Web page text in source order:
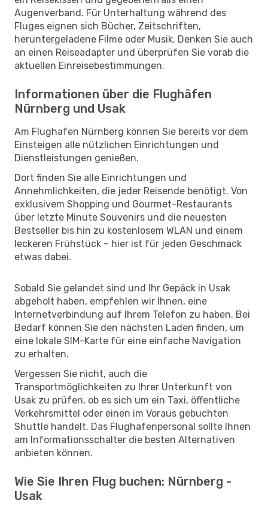
Augenverband. Für Unterhaltung während des
Fluges eignen sich Bücher, Zeitschriften,
heruntergeladene Filme oder Musik. Denken Sie auch
an einen Reiseadapter und überprüfen Sie vorab die
aktuellen Einreisebestimmungen.
Informationen über die Flughäfen
Nürnberg und Usak
Am Flughafen Nürnberg können Sie bereits vor dem
Einsteigen alle nützlichen Einrichtungen und
Dienstleistungen genießen.
Dort finden Sie alle Einrichtungen und
Annehmlichkeiten, die jeder Reisende benötigt. Von
exklusivem Shopping und Gourmet-Restaurants
über letzte Minute Souvenirs und die neuesten
Bestseller bis hin zu kostenlosem WLAN und einem
leckeren Frühstück – hier ist für jeden Geschmack
etwas dabei.
Sobald Sie gelandet sind und Ihr Gepäck in Usak
abgeholt haben, empfehlen wir Ihnen, eine
Internetverbindung auf Ihrem Telefon zu haben. Bei
Bedarf können Sie den nächsten Laden finden, um
eine lokale SIM-Karte für eine einfache Navigation
zu erhalten.
Vergessen Sie nicht, auch die
Transportmöglichkeiten zu Ihrer Unterkunft von
Usak zu prüfen, ob es sich um ein Taxi, öffentliche
Verkehrsmittel oder einen im Voraus gebuchten
Shuttle handelt. Das Flughafenpersonal sollte Ihnen
am Informationsschalter die besten Alternativen
anbieten können.
Wie Sie Ihren Flug buchen: Nürnberg -
Usak